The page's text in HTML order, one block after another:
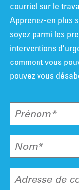
courriel sur le
Apprenez-en plus
soyez parmi les
interventions
comment vous
pouvez vous
Prénom*
Nom*
Adresse de